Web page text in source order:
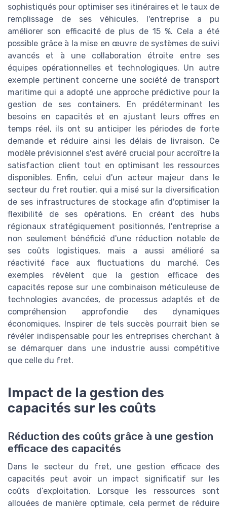
sophistiqués pour optimiser ses itinéraires et le taux de
remplissage de ses véhicules, l'entreprise a pu
améliorer son efficacité de plus de 15 %. Cela a été
possible grâce à la mise en œuvre de systèmes de suivi
avancés et à une collaboration étroite entre ses
équipes opérationnelles et technologiques. Un autre
exemple pertinent concerne une société de transport
maritime qui a adopté une approche prédictive pour la
gestion de ses containers. En prédéterminant les
besoins en capacités et en ajustant leurs offres en
temps réel, ils ont su anticiper les périodes de forte
demande et réduire ainsi les délais de livraison. Ce
modèle prévisionnel s'est avéré crucial pour accroître la
satisfaction client tout en optimisant les ressources
disponibles. Enfin, celui d'un acteur majeur dans le
secteur du fret routier, qui a misé sur la diversification
de ses infrastructures de stockage afin d'optimiser la
flexibilité de ses opérations. En créant des hubs
régionaux stratégiquement positionnés, l'entreprise a
non seulement bénéficié d'une réduction notable de
ses coûts logistiques, mais a aussi amélioré sa
réactivité face aux fluctuations du marché. Ces
exemples révèlent que la gestion efficace des
capacités repose sur une combinaison méticuleuse de
technologies avancées, de processus adaptés et de
compréhension approfondie des dynamiques
économiques. Inspirer de tels succès pourrait bien se
révéler indispensable pour les entreprises cherchant à
se démarquer dans une industrie aussi compétitive
que celle du fret.
Impact de la gestion des
capacités sur les coûts
Réduction des coûts grâce à une gestion
efficace des capacités
Dans le secteur du fret, une gestion efficace des
capacités peut avoir un impact significatif sur les
coûts d’exploitation. Lorsque les ressources sont
allouées de manière optimale, cela permet de réduire